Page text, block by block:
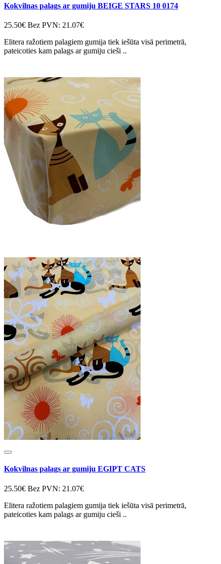
Kokvilnas palags ar gumiju BEIGE STARS 10 0174
25.50€ Bez PVN: 21.07€
Elitera ražotiem palagiem gumija tiek iešūta visā perimetrā,
pateicoties kam palags ar gumiju cieši ..
Kokvilnas palags ar gumiju EGIPT CATS
25.50€ Bez PVN: 21.07€
Elitera ražotiem palagiem gumija tiek iešūta visā perimetrā,
pateicoties kam palags ar gumiju cieši ..